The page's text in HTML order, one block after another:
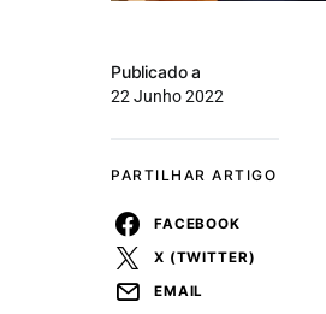
Publicado a
22 Junho 2022
PARTILHAR ARTIGO
FACEBOOK
X (TWITTER)
EMAIL